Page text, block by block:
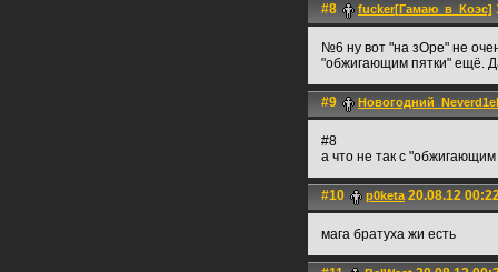
#8 fucker[Гамаю_в_Коэс]
№6 ну вот "на зОре" не
"обжигающим пятки" ещё.
#9
#8
а что не так с "обжигающим
#10 p0keta20.08.12
мага братуха жи есть